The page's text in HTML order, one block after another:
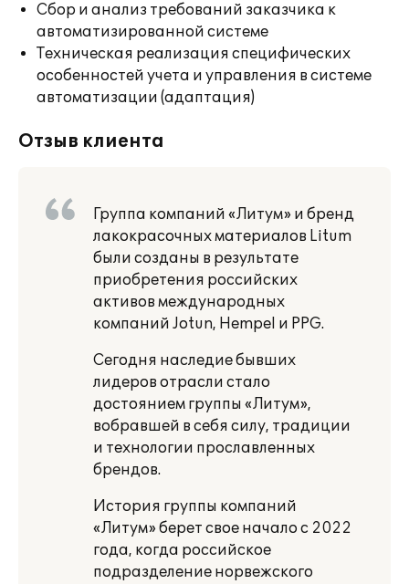
Сбор и анализ требований заказчика к
автоматизированной системе
Техническая реализация специфических
особенностей учета и управления в системе
автоматизации (адаптация)
Отзыв клиента
Группа компаний «Литум» и бренд
лакокрасочных материалов Litum
были созданы в результате
приобретения российских
активов международных
компаний Jotun, Hempel и PPG.
Сегодня наследие бывших
лидеров отрасли стало
достоянием группы «Литум»,
вобравшей в себя силу, традиции
и технологии прославленных
брендов.
История группы компаний
«Литум» берет свое начало с 2022
года, когда российское
подразделение норвежского